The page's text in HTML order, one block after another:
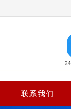
联系我们